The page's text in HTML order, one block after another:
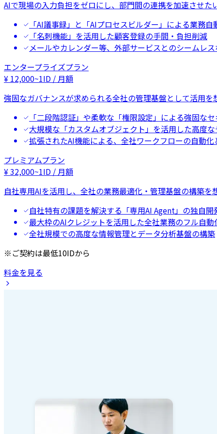
AIで現場の入力負担をゼロにし、部門間の連携を加速させた
「AI議事録」と「AIプロセスビルダー」による業務自
「名刺機能」を活用した顧客登録の手間・負担削減
メールやカレンダー等、外部サービスとのシームレ
エンタープライズプラン
¥ 12,000~1ID / 月額
強固なガバナンスが求められる全社の管理基盤として活用を
「二段階認証」や柔軟な「権限設定」による強固な
大規模な「カスタムオブジェクト」を活用した高度
拡張されたAI機能による、全社ワークフローの自動化
プレミアムプラン
¥32,000~1ID / 月額
自社専用AIを活用し、全社の業務最適化・管理基盤の構築を
自社特有の課題を解決する「専用AI Agent」の独自開
最大枠のAIクレジットを活用した全社業務のフル自動
全社規模での高度な情報管理とデータ分析基盤の構築
※ご契約は最低10IDから
料金を見る